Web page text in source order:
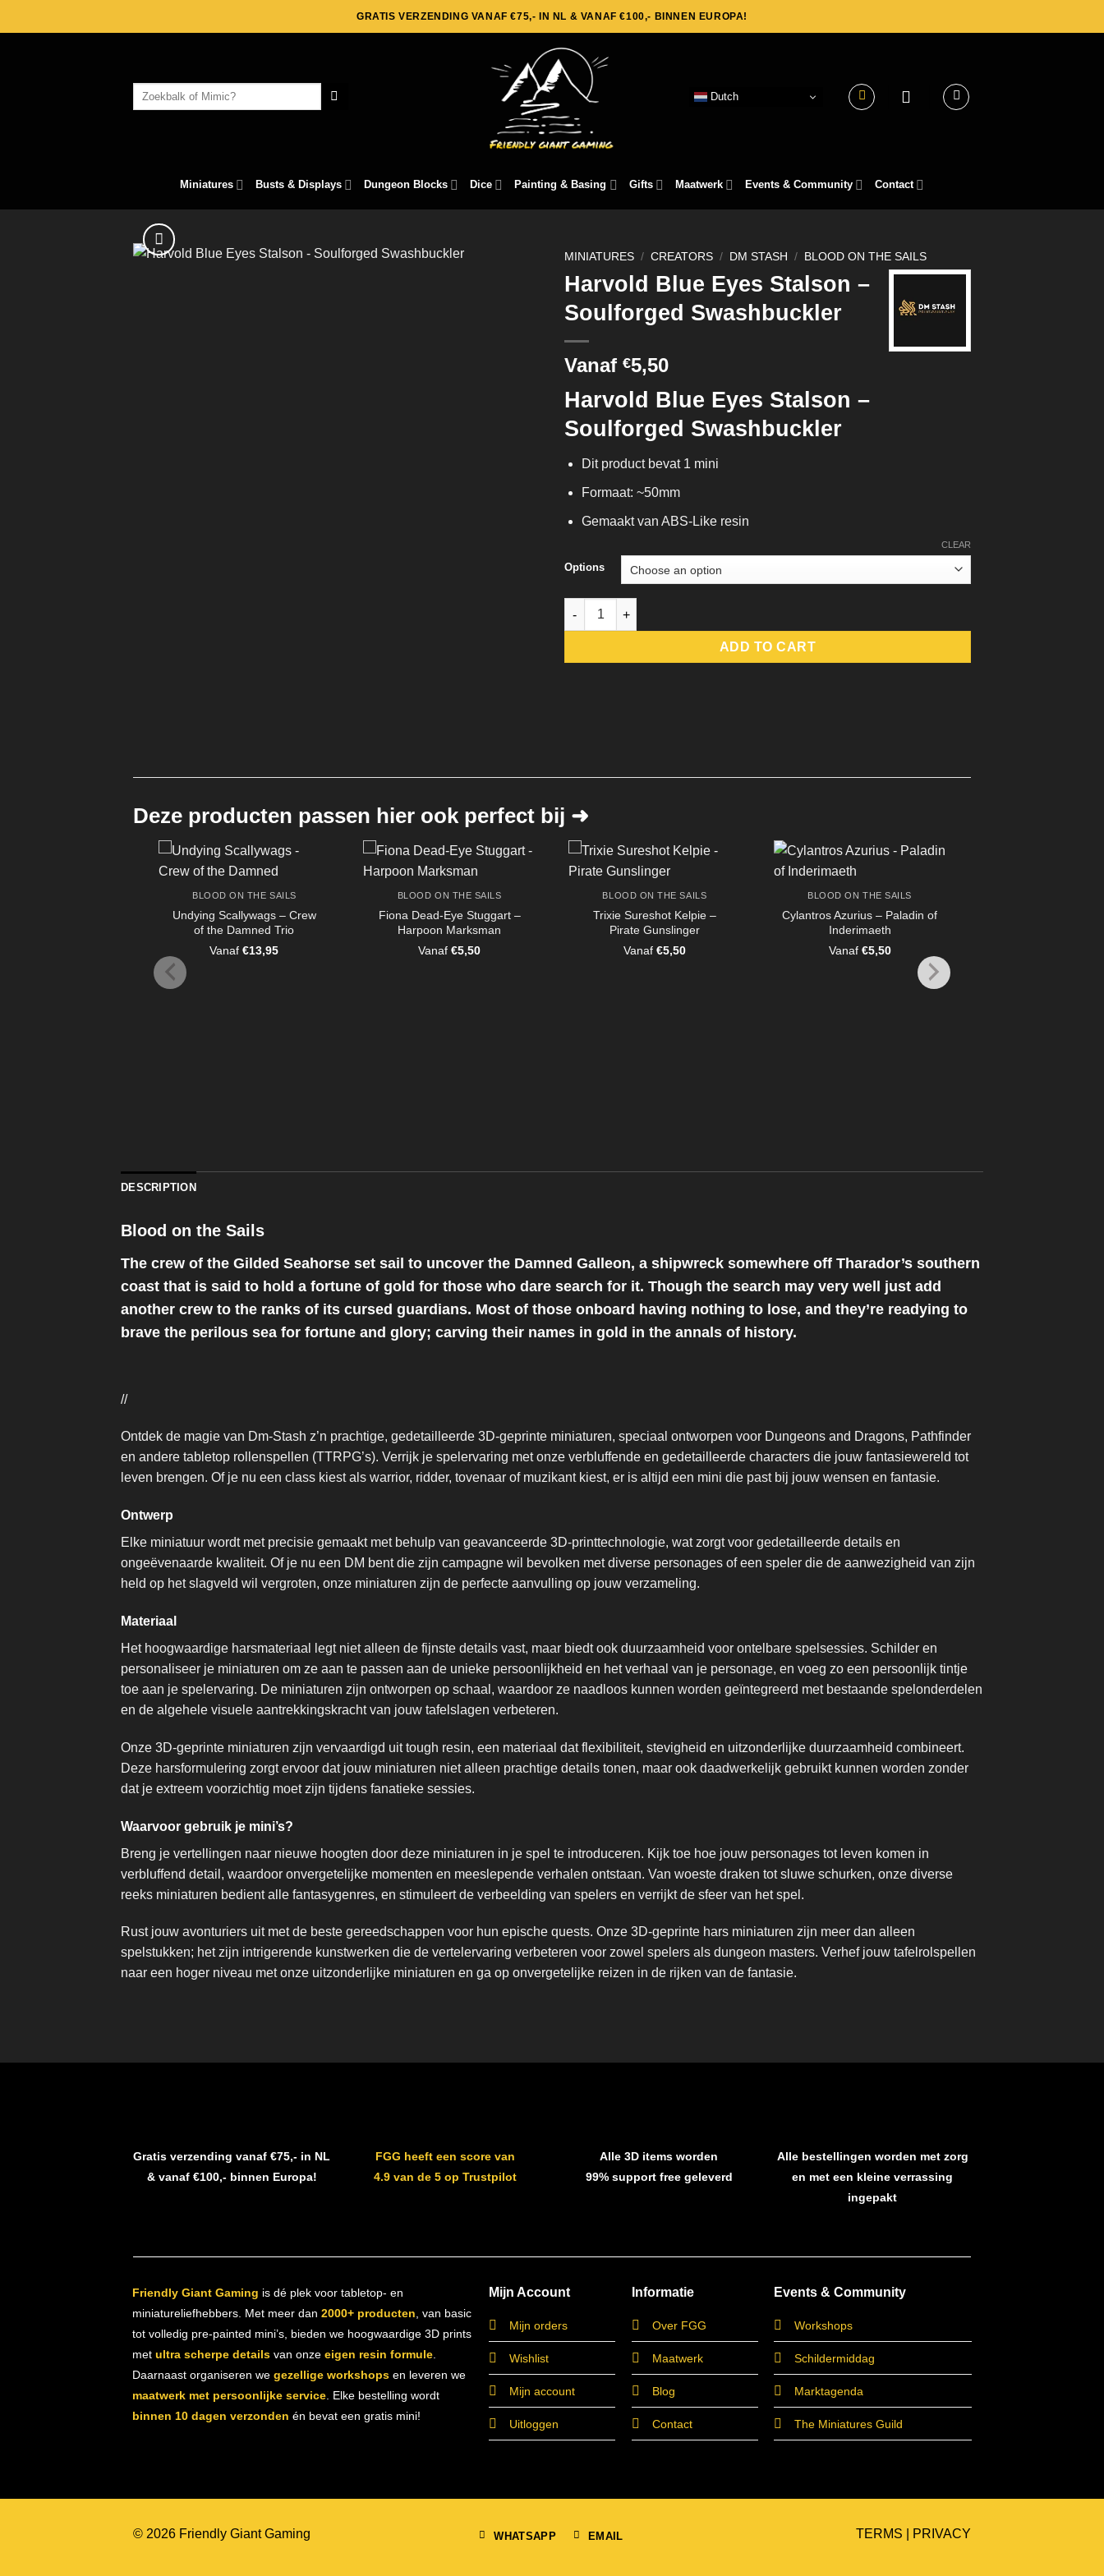
to
GRATIS VERZENDING VANAF €75,- IN NL & VANAF €100,- BINNEN EUROPA!
Search
Dutch
Miniatures Busts & Displays Dungeon Blocks Dice Painting & Basing Gifts Maatwerk Events & Community Contact
MINIATURES / CREATORS / DM STASH / BLOOD ON THE SAILS
Harvold Blue Eyes Stalson –
Soulforged Swashbuckler
Vanaf €5,50
Harvold Blue Eyes Stalson –
Soulforged Swashbuckler
Dit product bevat 1 mini
Formaat: ~50mm
Gemaakt van ABS-Like resin
Options
CLEAR
Harvold Blue Eyes Stalson - Soulforged Swashbuckler quantity
ADD TO CART
Deze producten passen hier ook perfect bij ➜
BLOOD ON THE SAILS
Undying Scallywags – Crew
of the Damned Trio
Vanaf€13,95
BLOOD ON THE SAILS
Fiona Dead-Eye Stuggart –
Harpoon Marksman
Vanaf€5,50
BLOOD ON THE SAILS
Trixie Sureshot Kelpie –
Pirate Gunslinger
Vanaf €5,50
BLOOD ON THE SAILS
Cylantros Azurius – Paladin of
Inderimaeth
Vanaf €5,50
DESCRIPTION
Blood on the Sails
The crew of the Gilded Seahorse set sail to uncover the Damned Galleon, a shipwreck somewhere off Tharador’s southern
coast that is said to hold a fortune of gold for those who dare search for it. Though the search may very well just add
another crew to the ranks of its cursed guardians. Most of those onboard having nothing to lose, and they’re readying to
brave the perilous sea for fortune and glory; carving their names in gold in the annals of history.
//
Ontdek de magie van Dm-Stash z’n prachtige, gedetailleerde 3D-geprinte miniaturen, speciaal ontworpen voor Dungeons and Dragons, Pathfinder
en andere tabletop rollenspellen (TTRPG’s). Verrijk je spelervaring met onze verbluffende en gedetailleerde characters die jouw fantasiewereld tot
leven brengen. Of je nu een class kiest als warrior, ridder, tovenaar of muzikant kiest, er is altijd een mini die past bij jouw wensen en fantasie.
Ontwerp
Elke miniatuur wordt met precisie gemaakt met behulp van geavanceerde 3D-printtechnologie, wat zorgt voor gedetailleerde details en
ongeëvenaarde kwaliteit. Of je nu een DM bent die zijn campagne wil bevolken met diverse personages of een speler die de aanwezigheid van zijn
held op het slagveld wil vergroten, onze miniaturen zijn de perfecte aanvulling op jouw verzameling.
Materiaal
Het hoogwaardige harsmateriaal legt niet alleen de fijnste details vast, maar biedt ook duurzaamheid voor ontelbare spelsessies. Schilder en
personaliseer je miniaturen om ze aan te passen aan de unieke persoonlijkheid en het verhaal van je personage, en voeg zo een persoonlijk tintje
toe aan je spelervaring. De miniaturen zijn ontworpen op schaal, waardoor ze naadloos kunnen worden geïntegreerd met bestaande spelonderdelen
en de algehele visuele aantrekkingskracht van jouw tafelslagen verbeteren.
Onze 3D-geprinte miniaturen zijn vervaardigd uit tough resin, een materiaal dat flexibiliteit, stevigheid en uitzonderlijke duurzaamheid combineert.
Deze harsformulering zorgt ervoor dat jouw miniaturen niet alleen prachtige details tonen, maar ook daadwerkelijk gebruikt kunnen worden zonder
dat je extreem voorzichtig moet zijn tijdens fanatieke sessies.
Waarvoor gebruik je mini’s?
Breng je vertellingen naar nieuwe hoogten door deze miniaturen in je spel te introduceren. Kijk toe hoe jouw personages tot leven komen in
verbluffend detail, waardoor onvergetelijke momenten en meeslepende verhalen ontstaan. Van woeste draken tot sluwe schurken, onze diverse
reeks miniaturen bedient alle fantasygenres, en stimuleert de verbeelding van spelers en verrijkt de sfeer van het spel.
Rust jouw avonturiers uit met de beste gereedschappen voor hun epische quests. Onze 3D-geprinte hars miniaturen zijn meer dan alleen
spelstukken; het zijn intrigerende kunstwerken die de vertelervaring verbeteren voor zowel spelers als dungeon masters. Verhef jouw tafelrolspellen
naar een hoger niveau met onze uitzonderlijke miniaturen en ga op onvergetelijke reizen in de rijken van de fantasie.
Gratis verzending vanaf €75,- in NL
& vanaf €100,- binnen Europa!
FGG heeft een score van
4.9 van de 5 op Trustpilot
Alle 3D items worden
99% support free geleverd
Alle bestellingen worden met zorg
en met een kleine verrassing
ingepakt
Friendly Giant Gaming is dé plek voor tabletop- en
miniatureliefhebbers. Met meer dan 2000+ producten , van basic
tot volledig pre-painted mini’s, bieden we hoogwaardige 3D prints
met ultra scherpe detailsvan onze eigen resin formule.
Daarnaast organiseren we gezellige workshopsen leveren we
maatwerk met persoonlijke service. Elke bestelling wordt
binnen 10 dagen verzonden én bevat een gratis mini!
Mijn Account
Mijn orders
Wishlist
Mijn account
Uitloggen
Informatie
Over FGG
Maatwerk
Blog
Contact
Events & Community
Workshops
Schildermiddag
Marktagenda
The Miniatures Guild
© 2026 Friendly Giant Gaming WHATSAPP EMAIL TERMS PRIVACY